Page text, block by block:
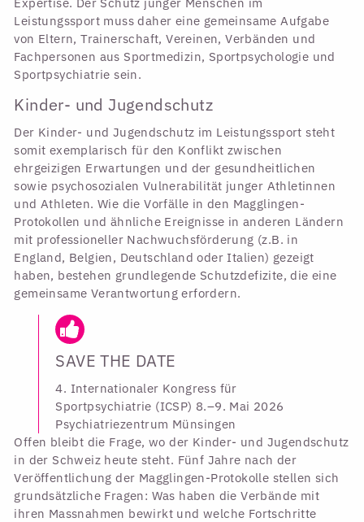
Leistungssport muss daher eine gemeinsame Aufgabe
von Eltern, Trainerschaft, Vereinen, Verbänden und
Fachpersonen aus Sportmedizin, Sportpsychologie und
Sportpsychiatrie sein.
Kinder- und Jugendschutz
Der Kinder- und Jugendschutz im Leistungssport steht
somit exemplarisch für den Konflikt zwischen
ehrgeizigen Erwartungen und der gesundheitlichen
sowie psychosozialen Vulnerabilität junger Athletinnen
und Athleten. Wie die Vorfälle in den Magglingen-
Protokollen und ähnliche Ereignisse in anderen Ländern
mit professioneller Nachwuchsförderung (z.B. in
England, Belgien, Deutschland oder Italien) gezeigt
haben, bestehen grundlegende Schutzdefizite, die eine
gemeinsame Verantwortung erfordern.
SAVE THE DATE
4. Internationaler Kongress für
Sportpsychiatrie (ICSP) 8.–9. Mai 2026
Psychiatriezentrum Münsingen
Offen bleibt die Frage, wo der Kinder- und Jugendschutz
in der Schweiz heute steht. Fünf Jahre nach der
Veröffentlichung der Magglingen-Protokolle stellen sich
grundsätzliche Fragen: Was haben die Verbände mit
ihren Massnahmen bewirkt und welche Fortschritte